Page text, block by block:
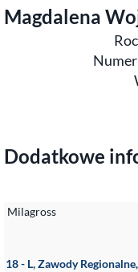
Magdalena
Dodatkowe
Milagross
18 - L, Zawody